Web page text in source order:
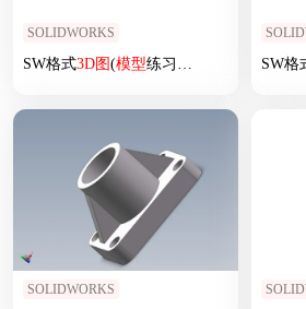
SOLIDWORKS
SW格式3D图(模型练习题)-014 SW格
SOLIDWORKS